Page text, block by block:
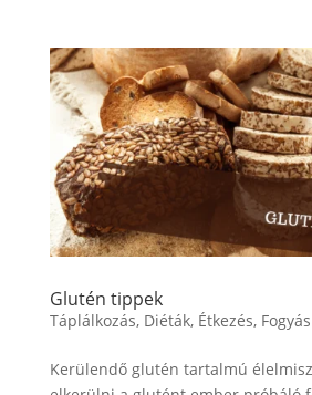
Glutén tippek
Táplálkozás, Diéták, Étkezés,
Kerülendő glutén tartalmú